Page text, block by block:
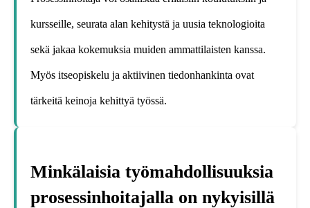
kursseille, seurata alan kehitystä ja uusia teknologioita
sekä jakaa kokemuksia muiden ammattilaisten kanssa.
Myös itseopiskelu ja aktiivinen tiedonhankinta ovat
tärkeitä keinoja kehittyä työssä.
Minkälaisia työmahdollisuuksia
prosessinhoitajalla on nykyisillä